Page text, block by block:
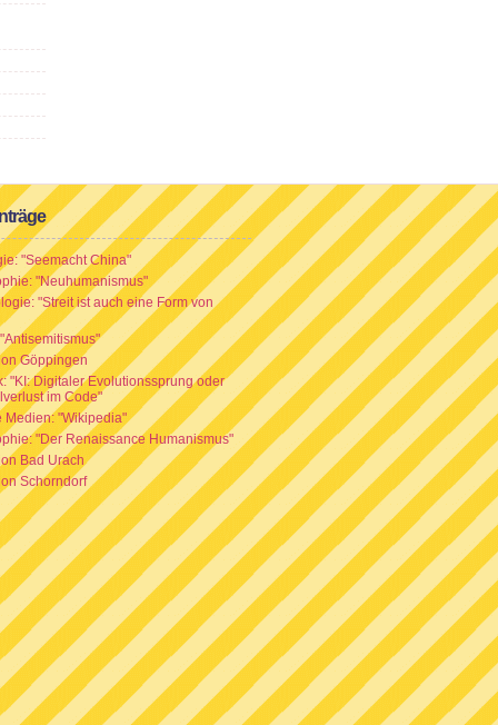
"Seemacht China"
"Neuhumanismus"
"Streit ist auch eine Form von
Göppingen
"KI: Digitaler Evolutionssprung oder
im Code"
Medien: "Wikipedia"
"Der Renaissance Humanismus"
Bad Urach
Schorndorf